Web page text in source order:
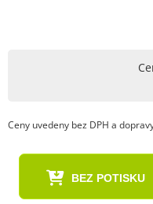
Ceny uvedeny bez DPH a
BEZ POTISKU